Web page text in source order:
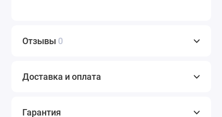
Отзывы 0
Доставка и оплата
Гарантия